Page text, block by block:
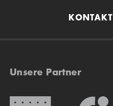
KONTAKT
Unsere Partner